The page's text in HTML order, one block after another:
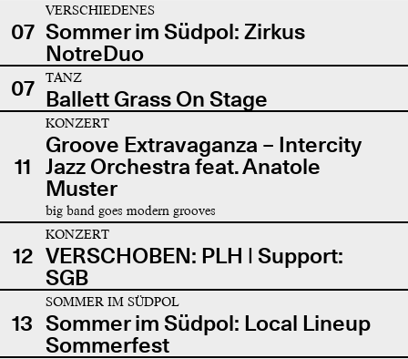
07
VERSCHIEDENES
Sommer im Südpol: Zirkus
NotreDuo
07
TANZ
Ballett Grass On Stage
11
KONZERT
Groove Extravaganza – Intercity
Jazz Orchestra feat. Anatole
Muster
big band goes modern grooves
12
KONZERT
VERSCHOBEN: PLH | Support:
SGB
13
SOMMER IM SÜDPOL
Sommer im Südpol: Local Lineup
Sommerfest